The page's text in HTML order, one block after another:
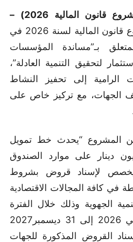
المالية 2026) –
تضمّنت وثيقة مشروع قانون المالية لسنة 2026 في
بـ”مساندة المؤسسات
لتحقيق التنمية العادلة”،
الرامية إلى تحفيز النشاط
الجهات، مع تركيز خاص على
الفصل 24 من المشروع “يحدث خط تمويل
قدره 15 مليون دينار على موارد الصندوق
يخصص لإسناد قروض بشروط
في كافة المجالات الاقتصادية
الجهوية وذلك خلال الفترة
الممتدة من 1 جانفي 2026 إلى 31 ديسمبر2027
القروض المذكورة للجهات